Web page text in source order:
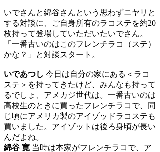
いでさんと綿谷さんという思わずニヤリと
する対談に、ご自身所有のラコステを約20
枚持って登場していただいたいでさん。
「一番古いのはこのフレンチラコ（ステ）
かな？」と対談スタート。
いであつし 今日は自分の家にある＜ラコ
ステ＞を持ってきたけど、みんなも持って
るでしょ、アメカジ世代は。一番古いのは
高校生のときに買ったフレンチラコで、同
じ頃にアメリカ製のアイゾッドラコステも
買いました。アイゾットは後ろ身頃が長い
んだよね。
綿谷 寛 当時は本家がフレンチラコで、ア